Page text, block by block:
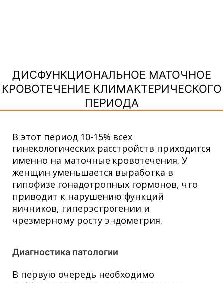
ДИСФУНКЦИОНАЛЬНОЕ МАТОЧНОЕ
КРОВОТЕЧЕНИЕ КЛИМАКТЕРИЧЕСКОГО
ПЕРИОДА
В этот период 10-15% всех
гинекологических расстройств приходится
именно на маточные кровотечения. У
женщин уменьшается выработка в
гипофизе гонадотропных гормонов, что
приводит к нарушению функций
яичников, гиперэстрогении и
чрезмерному росту эндометрия.
Диагностика патологии
В первую очередь необходимо